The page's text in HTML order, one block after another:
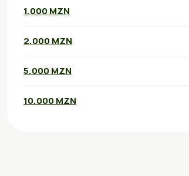
1.000 MZN
2.000 MZN
5.000 MZN
10.000 MZN